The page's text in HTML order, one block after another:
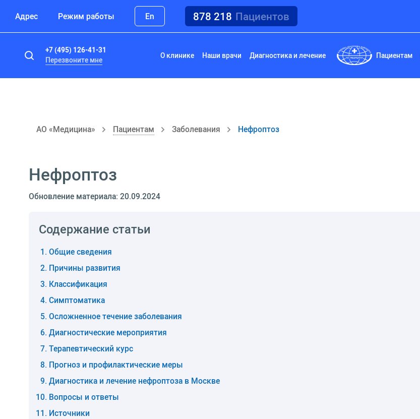
Адрес Режим работы En 878 218 Пациентов
+7 (495) 126-41-31
Перезвоните мне
О клинике Наши врачи Диагностика и лечение Пациентам
АО «Медицина» Пациентам Заболевания Нефроптоз
Нефроптоз
Обновление материала: 20.09.2024
Содержание статьи
Общие сведения
Причины развития
Классификация
Симптоматика
Осложненное течение заболевания
Диагностические мероприятия
Терапевтический курс
Прогноз и профилактические меры
Диагностика и лечение нефроптоза в Москве
Вопросы и ответы
Источники